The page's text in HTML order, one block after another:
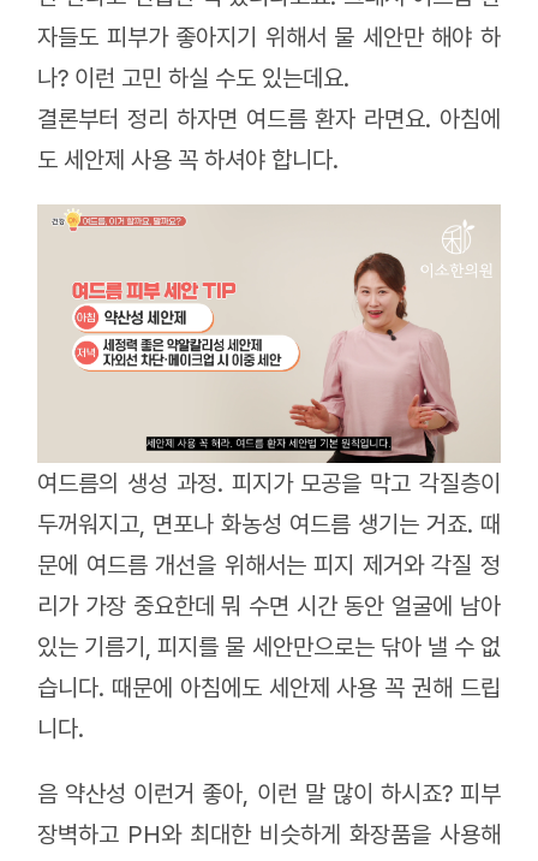
자들도 피부가 좋아지기 위해서 물 세안만 해야 하
나? 이런 고민 하실 수도 있는데요.
결론부터 정리 하자면 여드름 환자 라면요. 아침에
도 세안제 사용 꼭 하셔야 합니다.
여드름의 생성 과정. 피지가 모공을 막고 각질층이
두꺼워지고, 면포나 화농성 여드름 생기는 거죠. 때
문에 여드름 개선을 위해서는 피지 제거와 각질 정
리가 가장 중요한데 뭐 수면 시간 동안 얼굴에 남아
있는 기름기, 피지를 물 세안만으로는 닦아 낼 수 없
습니다. 때문에 아침에도 세안제 사용 꼭 권해 드립
니다.
음 약산성 이런거 좋아, 이런 말 많이 하시죠? 피부
장벽하고 PH와 최대한 비슷하게 화장품을 사용해